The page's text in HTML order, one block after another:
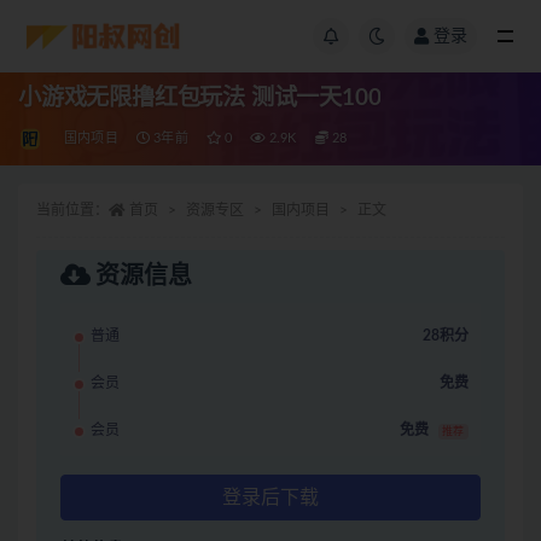
登录
小游戏无限撸红包玩法 测试一天100
国内项目 3年前 0 2.9K 28
资源信息
普通 28积分
会员 免费
会员 免费 推荐
登录后下载